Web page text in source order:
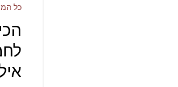
כל